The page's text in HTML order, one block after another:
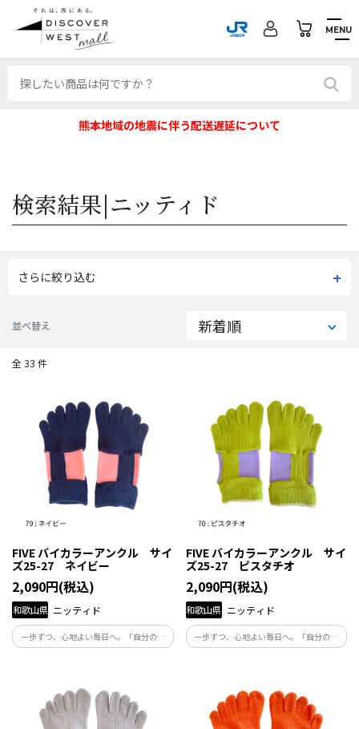
MENU
熊本地域の地震に伴う配送遅延について
検索結果|ニッティド
さらに絞り込む
並べ替え
全 33 件
FIVE バイカラーアンクル サイ
ズ25-27 ネイビー
2,090円(税込)
和歌山県 ニッティド
一歩ずつ、心地よい毎日へ。「自分の体
と向き合い、自分らしくくらしたい」と
FIVE バイカラーアンクル サイ
ズ25-27 ピスタチオ
2,090円(税込)
和歌山県 ニッティド
一歩ずつ、心地よい毎日へ。「自分の体
と向き合い、自分らしくくらしたい」と